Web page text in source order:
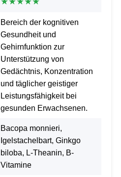
Bereich der kognitiven
Gesundheit und
Gehirnfunktion zur
Unterstützung von
Gedächtnis, Konzentration
und täglicher geistiger
Leistungsfähigkeit bei
gesunden Erwachsenen.
Bacopa monnieri,
Igelstachelbart, Ginkgo
biloba, L-Theanin, B-
Vitamine